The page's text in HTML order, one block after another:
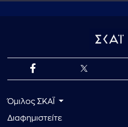
Όμιλος ΣΚΑΪ
Διαφημιστείτε